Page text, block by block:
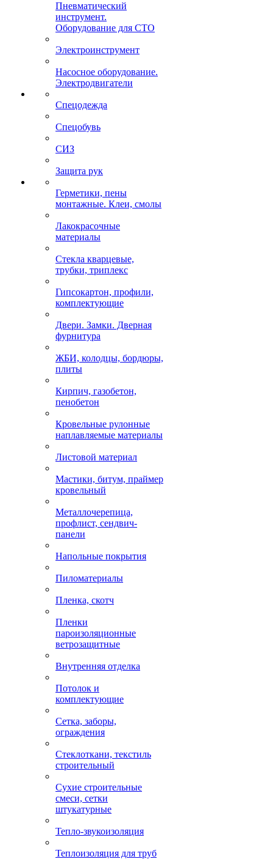
Пневматический
инструмент.
Оборудование для СТО
Электроинструмент
Насосное оборудование.
Электродвигатели
Спецодежда
Спецобувь
СИЗ
Защита рук
Герметики, пены
монтажные. Клеи, смолы
Лакокрасочные
материалы
Стекла кварцевые,
трубки, триплекс
Гипсокартон, профили,
комплектующие
Двери. Замки. Дверная
фурнитура
ЖБИ, колодцы, бордюры,
плиты
Кирпич, газобетон,
пенобетон
Кровельные рулонные
наплавляемые материалы
Листовой материал
Мастики, битум, праймер
кровельный
Металлочерепица,
профлист, сендвич-
панели
Напольные покрытия
Пиломатериалы
Пленка, скотч
Пленки
пароизоляционные
ветрозащитные
Внутренняя отделка
Потолок и
комплектующие
Сетка, заборы,
ограждения
Стеклоткани, текстиль
строительный
Сухие строительные
смеси, сетки
штукатурные
Тепло-звукоизоляция
Теплоизоляция для труб